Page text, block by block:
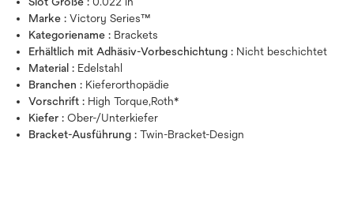
Marke : Victory Series™
Kategoriename : Brackets
Erhältlich mit Adhäsiv-Vorbeschichtung : Nicht beschichtet
Material : Edelstahl
Branchen : Kieferorthopädie
Vorschrift : High Torque,Roth*
Kiefer : Ober-/Unterkiefer
Bracket-Ausführung : Twin-Bracket-Design